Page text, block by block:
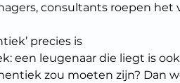
consultants roepen het
precies is
een leugenaar die liegt is
zou moeten zijn? Dan